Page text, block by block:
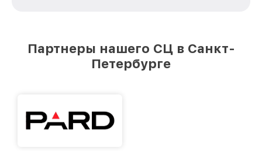
лучшим сервисным центром Legat в городе
Санкт-Петербурге, постоянно повышая
Партнеры нашего СЦ в Санкт-
Петербурге